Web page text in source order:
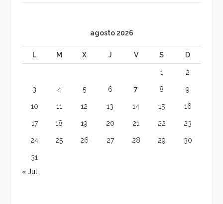
agosto 2026
L M X J V S D
1 2
3 4 5 6 7 8 9
10 11 12 13 14 15 16
17 18 19 20 21 22 23
24 25 26 27 28 29 30
31
« Jul